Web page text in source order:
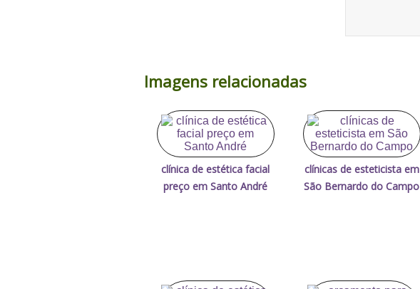
Imagens relacionadas
clínica de estética facial
preço em Santo André
clínicas de esteticista em
São Bernardo do Campo